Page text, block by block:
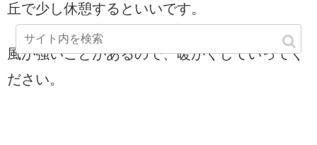
丘で少し休憩するといいです。
風が強いことがあるので、暖かくしていってく
ださい。